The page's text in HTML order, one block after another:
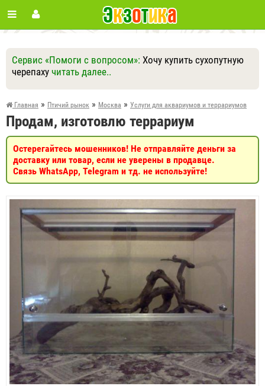
Сервис «Помоги с вопросом»: Хочу купить сухопутную
черепаху читать далее..
Ответить Другие вопросы
Задать вопрос
Главная » Птичий рынок » Москва » Услуги для аквариумов и террариумов
Продам, изготовлю террариум
Остерегайтесь мошенников! Не отправляйте деньги за
доставку или товар, если не уверены в продавце.
Связь WhatsApp, Telegram и тд. не используйте!